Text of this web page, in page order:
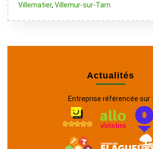
Villematier, Villemur-sur-Tarn
Actualités
Entreprise référencée sur :